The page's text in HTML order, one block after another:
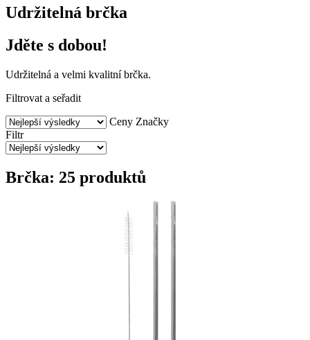
Udržitelná brčka
Jděte s dobou!
Udržitelná a velmi kvalitní brčka.
Filtrovat a seřadit
Ceny Značky
Filtr
Brčka: 25 produktů